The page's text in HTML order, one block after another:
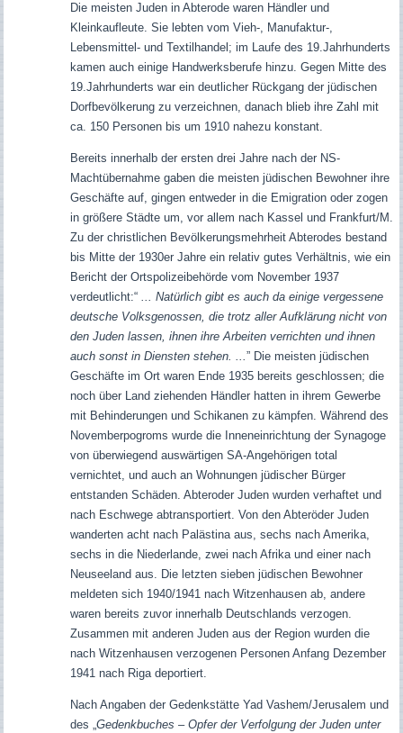
Die meisten Juden in Abterode waren Händler und
Kleinkaufleute. Sie lebten vom Vieh-, Manufaktur-,
Lebensmittel- und Textilhandel; im Laufe des 19.Jahrhunderts
kamen auch einige Handwerksberufe hinzu. Gegen Mitte des
19.Jahrhunderts war ein deutlicher Rückgang der jüdischen
Dorfbevölkerung zu verzeichnen, danach blieb ihre Zahl mit
ca. 150 Personen bis um 1910 nahezu konstant.
Bereits innerhalb der ersten drei Jahre nach der NS-
Machtübernahme gaben die meisten jüdischen Bewohner ihre
Geschäfte auf, gingen entweder in die Emigration oder zogen
in größere Städte um, vor allem nach Kassel und Frankfurt/M.
Zu der christlichen Bevölkerungsmehrheit Abterodes bestand
bis Mitte der 1930er Jahre ein relativ gutes Verhältnis, wie ein
Bericht der Ortspolizeibehörde vom November 1937
verdeutlicht:“... Natürlich gibt es auch da einige vergessene
deutsche Volksgenossen, die trotz aller Aufklärung nicht von
den Juden lassen, ihnen ihre Arbeiten verrichten und ihnen
auch sonst in Diensten stehen. ...” Die meisten jüdischen
Geschäfte im Ort waren Ende 1935 bereits geschlossen; die
noch über Land ziehenden Händler hatten in ihrem Gewerbe
mit Behinderungen und Schikanen zu kämpfen. Während des
Novemberpogroms wurde die Inneneinrichtung der Synagoge
von überwiegend auswärtigen SA-Angehörigen total
vernichtet, und auch an Wohnungen jüdischer Bürger
entstanden Schäden. Abteroder Juden wurden verhaftet und
nach Eschwege abtransportiert. Von den Abteröder Juden
wanderten acht nach Palästina aus, sechs nach Amerika,
sechs in die Niederlande, zwei nach Afrika und einer nach
Neuseeland aus. Die letzten sieben jüdischen Bewohner
meldeten sich 1940/1941 nach Witzenhausen ab, andere
waren bereits zuvor innerhalb Deutschlands verzogen.
Zusammen mit anderen Juden aus der Region wurden die
nach Witzenhausen verzogenen Personen Anfang Dezember
1941 nach Riga deportiert.
Nach Angaben der Gedenkstätte Yad Vashem/Jerusalem und
des „Gedenkbuches – Opfer der Verfolgung der Juden unter